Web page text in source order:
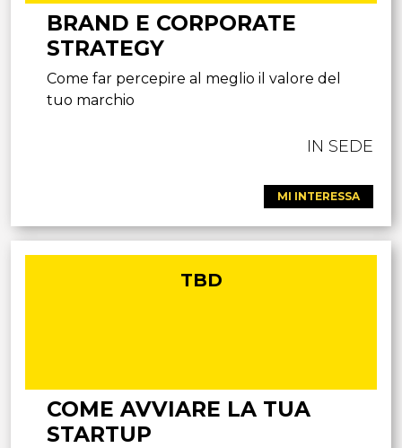
BRAND E CORPORATE
STRATEGY
Come far percepire al meglio il valore del
tuo marchio
IN SEDE
MI INTERESSA
TBD
COME AVVIARE LA TUA
STARTUP